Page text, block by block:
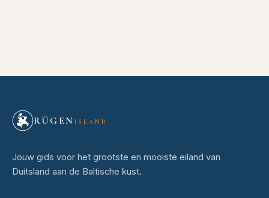
RÜGEN ISLAND
Jouw gids voor het grootste en mooiste eiland van
Duitsland aan de Baltische kust.